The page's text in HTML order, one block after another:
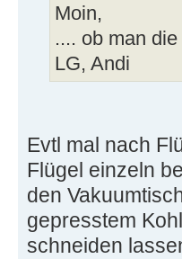
Moin,
.... ob man
LG, Andi
Evtl mal nach
Flügel einzeln
den
gepresstem
schneiden